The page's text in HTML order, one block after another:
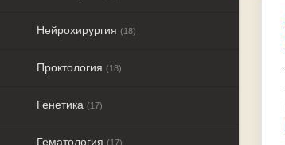
Нейрохирургия (18)
Проктология (18)
Генетика (17)
Гематология (17)